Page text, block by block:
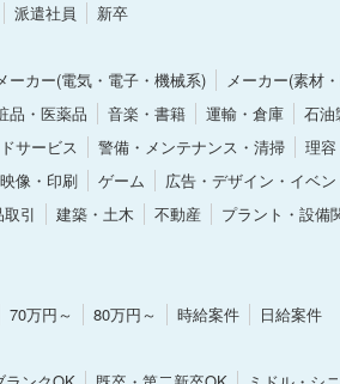
派遣社員 新卒
ーカー(電気・電子・機械系) メーカー(素材
品・医薬品 音楽・書籍 運輸・倉庫 石油
サービス 警備・メンテナンス・清掃 理
像・印刷 ゲーム 広告・デザイン・イベン
引 建築・土木 不動産 プラント・設備
70万円～ 80万円～ 時給案件 日給案件